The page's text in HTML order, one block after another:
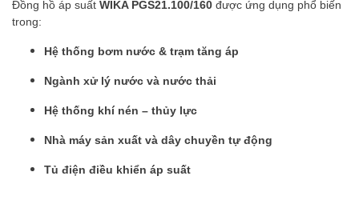
Đồng hồ áp suất WIKA PGS21.100/160 được ứng dụng phổ biến
trong:
Hệ thống bơm nước & trạm tăng áp
Ngành xử lý nước và nước thải
Hệ thống khí nén – thủy lực
Nhà máy sản xuất và dây chuyền tự động
Tủ điện điều khiển áp suất